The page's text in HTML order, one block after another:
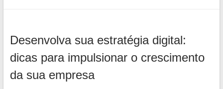
Desenvolva sua estratégia digital:
dicas para impulsionar o crescimento
da sua empresa